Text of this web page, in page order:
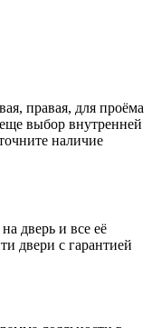
правая, для проёма
выбор внутренней
наличие
дверь и все её
двери с гарантией